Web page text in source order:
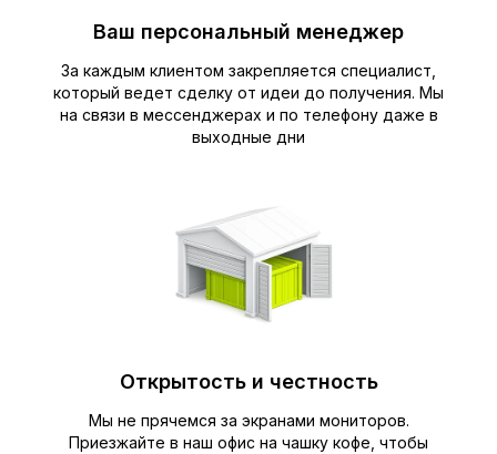
Ваш персональный менеджер
За каждым клиентом закрепляется специалист,
который ведет сделку от идеи до получения. Мы
на связи в мессенджерах и по телефону даже в
выходные дни
Открытость и честность
Мы не прячемся за экранами мониторов.
Приезжайте в наш офис на чашку кофе, чтобы